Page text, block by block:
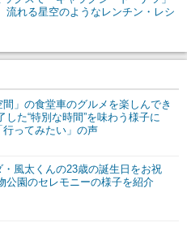
流れる星空のようなレンチン・レシ
」の食堂車のグルメを楽しんでき
した“特別な時間”を味わう様子に
行ってみたい」の声
・風太くんの23歳の誕生日をお祝
公園のセレモニーの様子を紹介